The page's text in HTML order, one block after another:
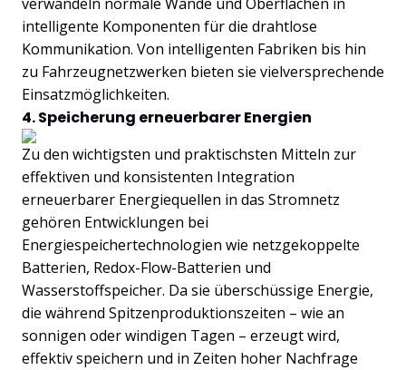
intelligente Komponenten für die drahtlose
Kommunikation. Von intelligenten Fabriken bis hin
zu Fahrzeugnetzwerken bieten sie vielversprechende
Einsatzmöglichkeiten.
4. Speicherung erneuerbarer Energien
Zu den wichtigsten und praktischsten Mitteln zur
effektiven und konsistenten Integration
erneuerbarer Energiequellen in das Stromnetz
gehören Entwicklungen bei
Energiespeichertechnologien wie netzgekoppelte
Batterien, Redox-Flow-Batterien und
Wasserstoffspeicher. Da sie überschüssige Energie,
die während Spitzenproduktionszeiten – wie an
sonnigen oder windigen Tagen – erzeugt wird,
effektiv speichern und in Zeiten hoher Nachfrage